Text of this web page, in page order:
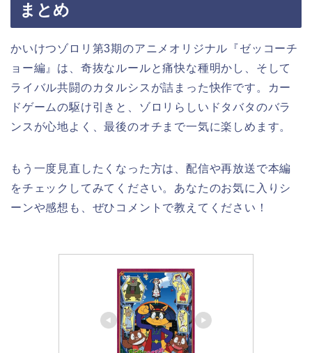
まとめ
かいけつゾロリ第3期のアニメオリジナル『ゼッコーチ
ョー編』は、奇抜なルールと痛快な種明かし、そして
ライバル共闘のカタルシスが詰まった快作です。カー
ドゲームの駆け引きと、ゾロリらしいドタバタのバラ
ンスが心地よく、最後のオチまで一気に楽しめます。
もう一度見直したくなった方は、配信や再放送で本編
をチェックしてみてください。あなたのお気に入りシ
ーンや感想も、ぜひコメントで教えてください！